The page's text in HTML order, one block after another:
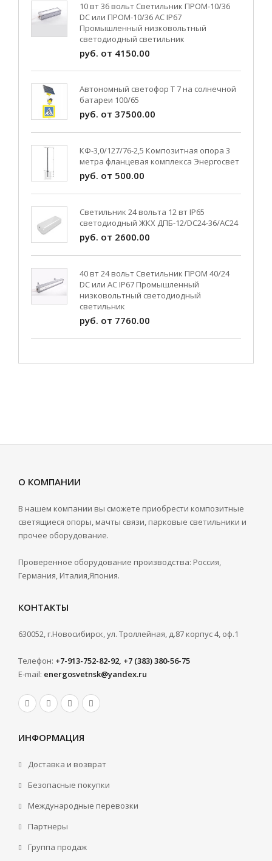
10 вт 36 вольт Светильник ПРОМ-10/36
DC или ПРОМ-10/36 AC IP67
Промышленный низковольтный
светодиодный светильник
руб. от 4150.00
Автономный светофор Т 7 на солнечной
батареи 100/65
руб. от 37500.00
КФ-3,0/127/76-2,5 Композитная опора 3
метра фланцевая комплекса Энергосвет
руб. от 500.00
Светильник 24 вольта 12 вт IP65
светодиодный ЖКХ ДПБ-12/DC24-36/АС24
руб. от 2600.00
40 вт 24 вольт Светильник ПРОМ 40/24
DC или AC IP67 Промышленный
низковольтный светодиодный
светильник
руб. от 7760.00
О КОМПАНИИ
В нашем компании вы сможете приобрести композитные
светящиеся опоры, мачты связи, парковые светильники и
прочее оборудование.
Проверенное оборудование производства: Россия,
Германия, Италия,Япония.
КОНТАКТЫ
630052, г.Новосибирск, ул. Троллейная, д.87 корпус 4, оф.1
Телефон: +7-913-752-82-92, +7 (383) 380-56-75
E-mail: energosvetnsk@yandex.ru
ИНФОРМАЦИЯ
Доставка и возврат
Безопасные покупки
Международные перевозки
Партнеры
Группа продаж